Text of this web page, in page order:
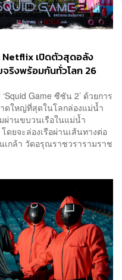
Netflix เปิดตัวสุดอลัง
จริงพร้อมกันทั่วโลก 26
Game ซีซัน 2’ ด้วยการ
ดใหญ่ที่สุดในโลกล่องแม่น้ำ
ผ่านขบวนเรือในแม่น้ำ
ดยจะล่องเรือผ่านเส้นทางต่อ
กล้า วัดอรุณราชวรารามราช